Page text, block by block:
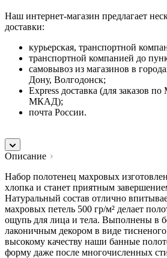
Наш интернет-магазин предлагает
доставки:
курьерская, транспортной
транспортной компанией до
самовывоз из магазинов в
Дону, Волгодонск;
Express доставка (для заказов
МКАД);
почта России.
Описание
Набор полотенец махровых
хлопка и станет приятным
Натуральный состав отлично
махровых петель 500 гр/м² делает
ощупь для лица и тела. Выполнены в
лаконичным декором в виде
высокому качеству наши банные
форму даже после многочисленных